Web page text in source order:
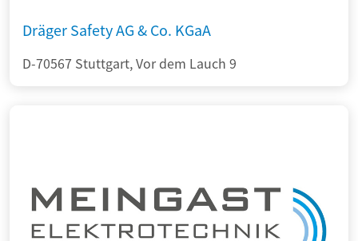
Dräger Safety AG & Co. KGaA
D-70567 Stuttgart, Vor dem Lauch 9